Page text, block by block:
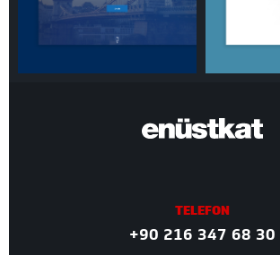
TELEFON
+90 216 347 68 30